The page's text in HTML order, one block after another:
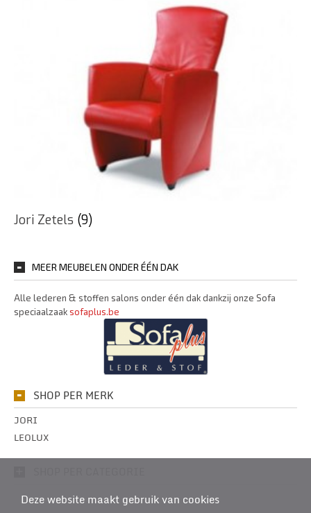
Jori Zetels (9)
MEER MEUBELEN ONDER ÉÉN DAK
Alle lederen & stoffen salons onder één dak dankzij onze Sofa
speciaalzaaksofaplus.be
SHOP PER MERK
JORI
LEOLUX
Deze website maakt gebruik van cookies